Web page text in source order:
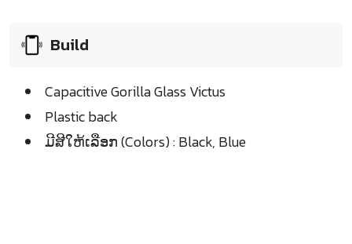
Build
Capacitive Gorilla Glass Victus
Plastic back
ມີສີໃຫ້ເລືອກ (Colors) : Black, Blue